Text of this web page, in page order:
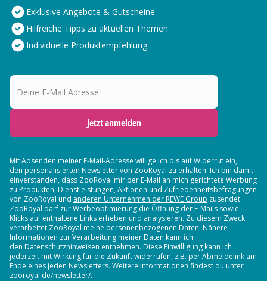
Exklusive Angebote & Gutscheine
Hilfreiche Tipps zu aktuellen Themen
Individuelle Produktempfehlung
Deine E-Mail Adresse
Jetzt anmelden
Mit Absenden meiner E-Mail-Adresse willige ich bis auf Widerruf ein,
den personalisierten Newslettervon ZooRoyal zu erhalten. Ich bin damit
einverstanden, dass ZooRoyal mir per E-Mail an mich gerichtete Werbung
zu Produkten, Dienstleistungen, Aktionen und Zufriedenheitsbefragungen
von ZooRoyal und anderen Unternehmen der REWE Group zusendet.
ZooRoyal darf zur Werbeoptimierung die Öffnung der E-Mails sowie
Klicks auf enthaltene Links erheben und analysieren. Zu diesem Zweck
verarbeitet ZooRoyal meine personenbezogenen Daten. Nähere
Informationen zur Verarbeitung meiner Daten kann ich
den Datenschutzhinweisen entnehmen. Diese Einwilligung kann ich
jederzeit mit Wirkung für die Zukunft widerrufen, z.B. per Abmeldelink am
Ende eines jeden Newsletters. Weitere Informationen findest du unter
zooroyal.de/newsletter/.